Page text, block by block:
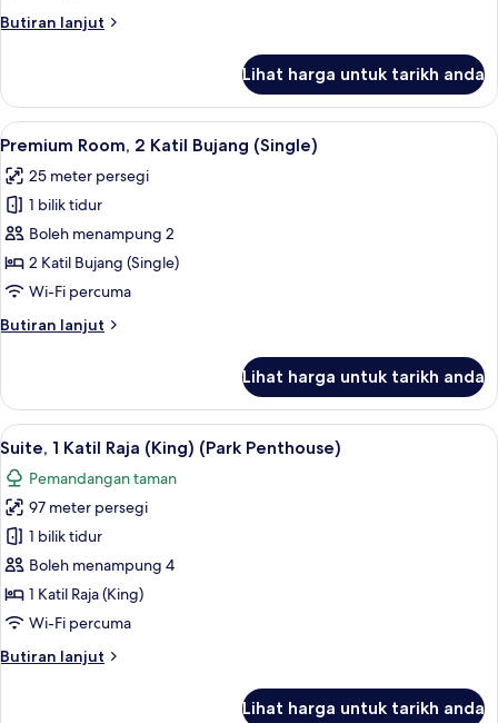
Bujang
Butiran lanjut
Butiran
Room,
Katil
(Single)
Lihat harga untuk tarikh anda
Lihat
semua
foto
untuk
Premium
Room,
2
Bujang
Peralatan tempat tidur premium, peti
8
Premium Room, 2 Katil Bujang (Single)
25 meter persegi
1 bilik tidur
Boleh menampung 2
2 Katil Bujang (Single)
Wi-Fi percuma
Butiran lanjut
Butiran
Room,
Katil
(Single)
Lihat harga untuk tarikh anda
Lihat
semua
foto
untuk
Suite,
1
Katil
Raja
(Park
Suite, 1 Katil Raja (King) (Park
8
Suite, 1 Katil Raja (King) (Park Penthouse)
Pemandangan taman
97 meter persegi
1 bilik tidur
Boleh menampung 4
1 Katil Raja (King)
Wi-Fi percuma
Butiran lanjut
Butiran
Lihat harga untuk tarikh anda